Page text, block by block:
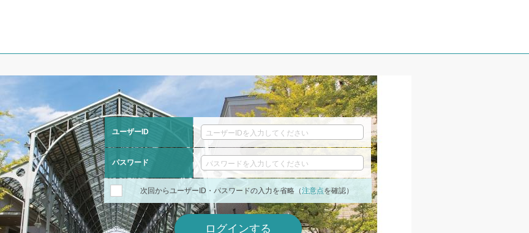
ユーザーID
パスワード
次回からユーザーID・パスワードの入力を省略（注意点を確認）